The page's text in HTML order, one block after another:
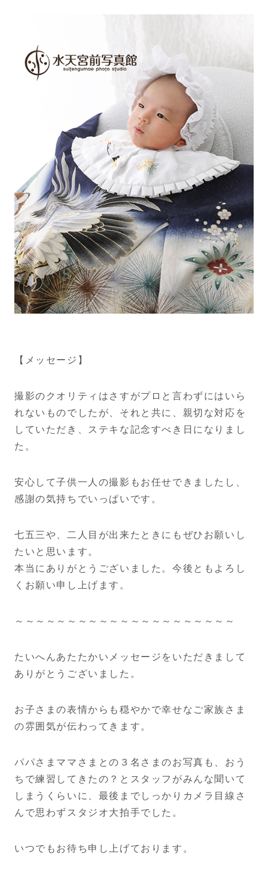
【メッセージ】
撮影のクオリティはさすがプロと言わずにはいら
れないものでした が、それと共に、親切な対応を
していただき、ステキな記念すべき 日になりまし
た。
安心して子供一人の撮影もお任せできましたし、
感謝の気持ちでいっぱいです。
七五三や、二人目が出来たときにも ぜひお願いし
たいと思います。
本当にありがとうございました。今後ともよろし
くお願い申し上げ ます。
～～～～～～～～～～～～～～～～～～～～～
たいへんあたたかいメッセージをいただきまして
ありがとうございました。
お子さまの表情からも穏やかで幸せなご家族さま
の雰囲気が伝わってきます。
パパさまママさまとの３名さまのお写真も、おう
ちで練習してきたの？とスタッフがみんな聞いて
しまうくらいに、最後までしっかりカメラ目線さ
んで思わずスタジオ大拍手でした。
いつでもお待ち申し上げております。